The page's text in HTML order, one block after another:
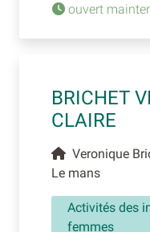
ouvert
BRICHET
CLAIRE
Veronique
Le mans
Activités des
femmes